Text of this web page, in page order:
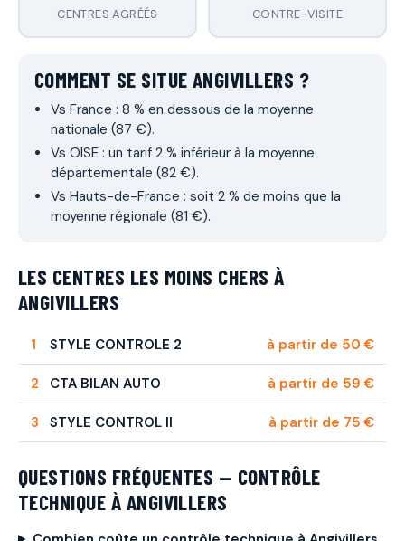
CENTRES AGRÉÉS CONTRE-VISITE
COMMENT SE SITUE ANGIVILLERS ?
Vs France : 8 % en dessous de la moyenne
nationale (87 €).
Vs OISE : un tarif 2 % inférieur à la moyenne
départementale (82 €).
Vs Hauts-de-France : soit 2 % de moins que la
moyenne régionale (81 €).
LES CENTRES LES MOINS CHERS À
ANGIVILLERS
STYLE CONTROLE 2 à partir de 50 €
CTA BILAN AUTO à partir de 59 €
STYLE CONTROL II à partir de 75 €
QUESTIONS FRÉQUENTES — CONTRÔLE
TECHNIQUE À ANGIVILLERS